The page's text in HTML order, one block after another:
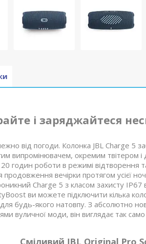
і заряджайтеся
від погоди. Колонка JBL Charge 5
випромінювачем, окремим твітером
годин роботи в режимі
вечірки протягом усієї
Charge 5 з класом захисту
ви можете підключити кілька
будь-якого натовпу. З абсолютно
вуличної моди, він виглядає так
Сміливий JBL Original Pro